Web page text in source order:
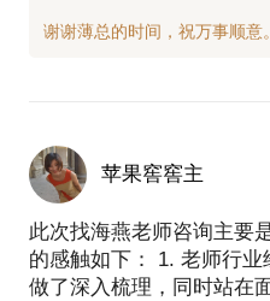
苹果窖窖主
此次找海燕老师咨询主要
的感触如下： 1. 老师行
做了深入梳理，同时站在